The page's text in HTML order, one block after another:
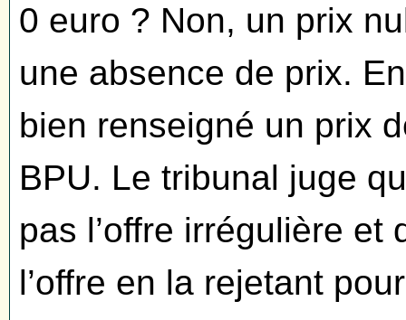
0 euro ? Non, un prix
une absence de prix.
bien renseigné un prix
BPU. Le tribunal juge
pas l’offre irrégulière et
l’offre en la rejetant